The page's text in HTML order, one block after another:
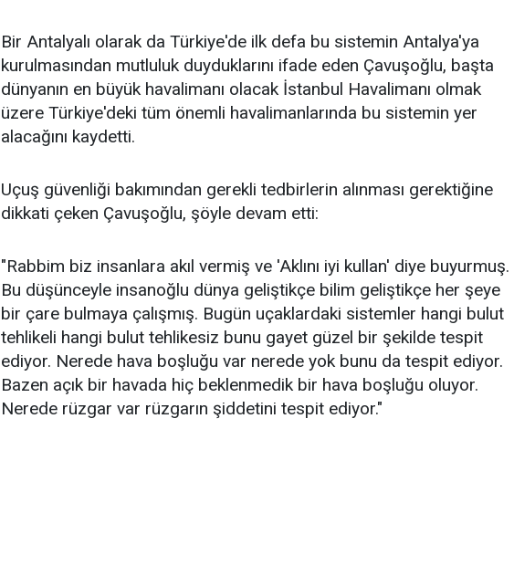
Bir Antalyalı olarak da Türkiye'de ilk defa bu sistemin Antalya'ya
kurulmasından mutluluk duyduklarını ifade eden Çavuşoğlu, başta
dünyanın en büyük havalimanı olacak İstanbul Havalimanı olmak
üzere Türkiye'deki tüm önemli havalimanlarında bu sistemin yer
alacağını kaydetti.
Uçuş güvenliği bakımından gerekli tedbirlerin alınması gerektiğine
dikkati çeken Çavuşoğlu, şöyle devam etti:
"Rabbim biz insanlara akıl vermiş ve 'Aklını iyi kullan' diye buyurmuş.
Bu düşünceyle insanoğlu dünya geliştikçe bilim geliştikçe her şeye
bir çare bulmaya çalışmış. Bugün uçaklardaki sistemler hangi bulut
tehlikeli hangi bulut tehlikesiz bunu gayet güzel bir şekilde tespit
ediyor. Nerede hava boşluğu var nerede yok bunu da tespit ediyor.
Bazen açık bir havada hiç beklenmedik bir hava boşluğu oluyor.
Nerede rüzgar var rüzgarın şiddetini tespit ediyor."